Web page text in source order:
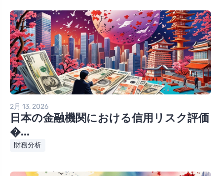
2月 13, 2026
日本の金融機関における信用リスク評価
�...
財務分析